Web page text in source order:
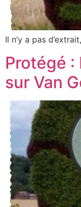
Il n’y a pas
Protégé :
sur Van